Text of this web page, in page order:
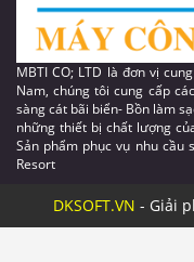
MBTI CO; LTD là đơn vị
Nam, chúng tôi cung cấp
sàng cát bãi biển- Bồn làm
những thiết bị chất lượng
Sản phẩm phục vụ nhu cầu
Resort
DKSOFT.VN - Giải